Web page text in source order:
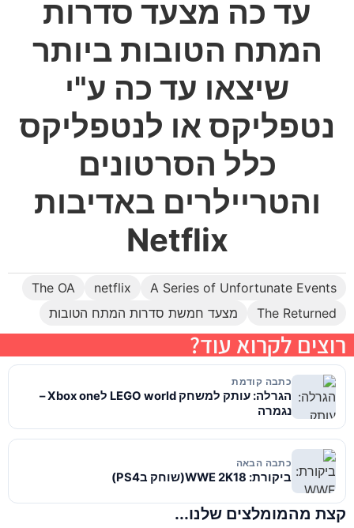
עד כה מצעד סדרות
המתח הטובות ביותר
שיצאו עד כה ע"י
נטפליקס או לנטפליקס
כלל הסרטונים
והטריילרים באדיבות
Netflix
A Series of Unfortunate Events
netflix
The OA
The Returned
מצעד חמשת סדרות המתח הטובות
רוצים לקרוא עוד?
כתבה קודמת
הגרלה: עותק למשחק LEGO world לXbox one –
נגמרה
כתבה הבאה
ביקורת: WWE 2K18(שוחק בPS4)
קצת מהמומלצים שלנו...